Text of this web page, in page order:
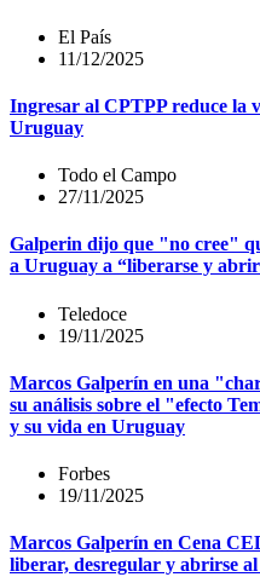
El País
11/12/2025
Ingresar al CPTPP reduce la
Uruguay
Todo el Campo
27/11/2025
Galperin dijo que "no cree"
a Uruguay a “liberarse y
Teledoce
19/11/2025
Marcos Galperín en una
su análisis sobre el "efecto
y su vida en Uruguay
Forbes
19/11/2025
Marcos Galperín en Cena
liberar, desregular y abrirse